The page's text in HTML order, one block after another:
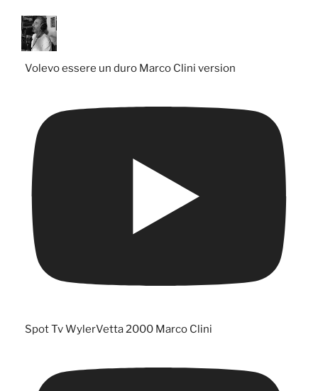
Volevo essere un duro Marco Clini version
Spot Tv WylerVetta 2000 Marco Clini